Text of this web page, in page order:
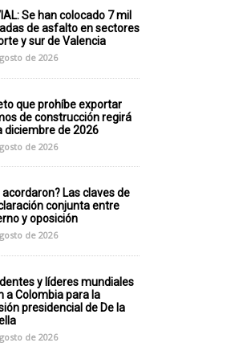
Se han colocado 7 mil
de asfalto en sectores
y sur de Valencia
de 2026
que prohíbe exportar
de construcción regirá
diciembre de 2026
de 2026
acordaron? Las claves de
conjunta entre
y oposición
de 2026
y líderes mundiales
a Colombia para la
presidencial de De la
de 2026